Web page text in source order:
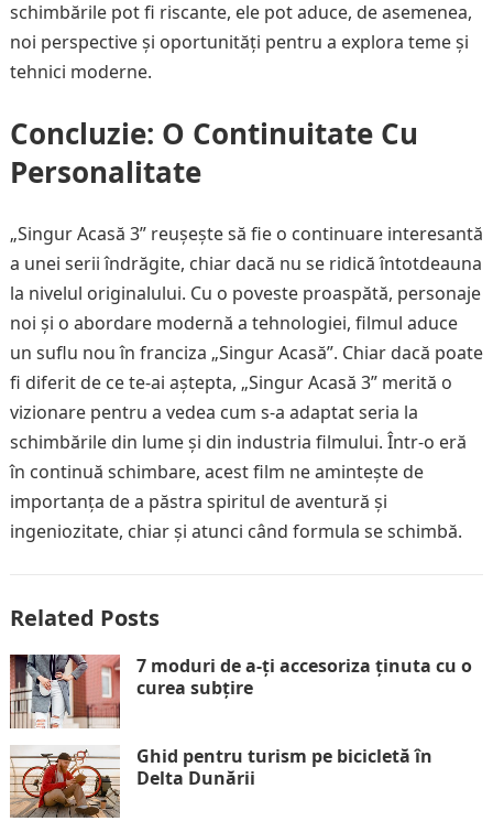
schimbările pot fi riscante, ele pot aduce, de asemenea,
noi perspective și oportunități pentru a explora teme și
tehnici moderne.
Concluzie: O Continuitate Cu
Personalitate
„Singur Acasă 3” reușește să fie o continuare interesantă
a unei serii îndrăgite, chiar dacă nu se ridică întotdeauna
la nivelul originalului. Cu o poveste proaspătă, personaje
noi și o abordare modernă a tehnologiei, filmul aduce
un suflu nou în franciza „Singur Acasă”. Chiar dacă poate
fi diferit de ce te-ai aștepta, „Singur Acasă 3” merită o
vizionare pentru a vedea cum s-a adaptat seria la
schimbările din lume și din industria filmului. Într-o eră
în continuă schimbare, acest film ne amintește de
importanța de a păstra spiritul de aventură și
ingeniozitate, chiar și atunci când formula se schimbă.
Related Posts
7 moduri de a-ți accesoriza ținuta cu o
curea subțire
Ghid pentru turism pe bicicletă în
Delta Dunării